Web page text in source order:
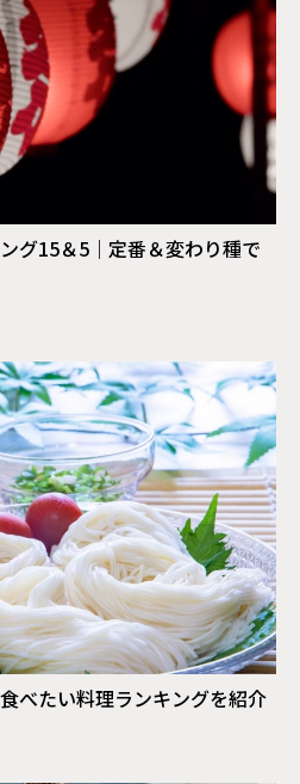
グ15＆5｜定番＆変わり種で
べたい料理ランキングを紹介